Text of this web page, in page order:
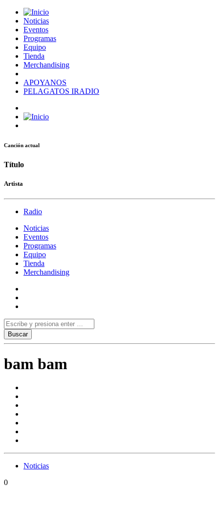
Noticias
Eventos
Programas
Equipo
Tienda
Merchandising
APOYANOS
PELAGATOS IRADIO
Canción actual
Título
Artista
Radio
Noticias
Eventos
Programas
Equipo
Tienda
Merchandising
bam bam
Noticias
0